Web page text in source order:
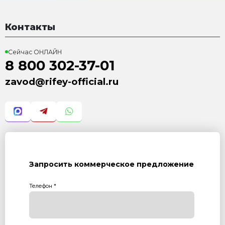
7. Бетоносмеситель СГ-350 (V=350л)
8. Блок дозатор БД-350
9. Приемный бункер вибропресса
10. Модуль подачи поддонов
Характеристика:
Размер формовочного поля: 1000х500 мм
Размер технологического поддона: 1150х600х40 мм
Режим работы: механизированный
Уменьшенный "Ручной труд"